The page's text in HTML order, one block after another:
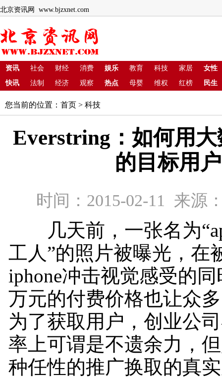
北京资讯网 www.bjzxnet.com
资讯 社会 财经 消费 娱乐 教育 科技 家居
女性
快讯
法制 经济 观察 热点 母婴 维权 红榜 民生
您当前的位置： 首页 > 科技
Everstring：如何用
的目标用户
时间：2015-02-11 来源
几天前，一张名为
工人”的照片被曝光，在
iphone冲击视觉感受的
万元的付费价格也让众
为了获取用户，创业公
率上可谓是不遗余力，
种任性的推广换取的真